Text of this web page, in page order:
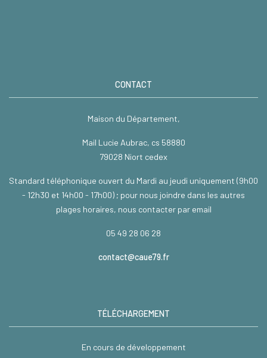
CONTACT
Maison du Département,
Mail Lucie Aubrac, cs 58880
79028 Niort cedex
Standard téléphonique ouvert du Mardi au jeudi uniquement (9h00
- 12h30 et 14h00 - 17h00) ; pour nous joindre dans les autres
plages horaires, nous contacter par email
05 49 28 06 28
contact@caue79.fr
TÉLÉCHARGEMENT
En cours de développement